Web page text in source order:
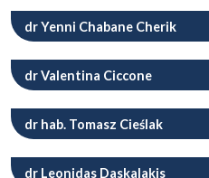
dr Yenni Chabane Cherik
dr Valentina Ciccone
dr hab. Tomasz Cieślak
dr Leonidas Daskalakis